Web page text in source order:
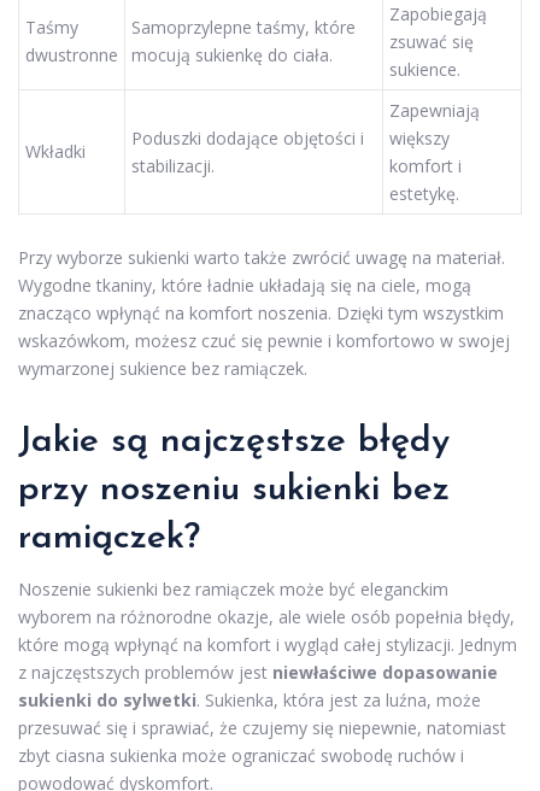
Taśmy
dwustronne
Samoprzylepne taśmy, które
mocują sukienkę do ciała.
Zapobiegają
zsuwać się
sukience.
Wkładki
Poduszki dodające objętości i
stabilizacji.
Zapewniają
większy
komfort i
estetykę.
Przy wyborze sukienki warto także zwrócić uwagę na materiał.
Wygodne tkaniny, które ładnie układają się na ciele, mogą
znacząco wpłynąć na komfort noszenia. Dzięki tym wszystkim
wskazówkom, możesz czuć się pewnie i komfortowo w swojej
wymarzonej sukience bez ramiączek.
Jakie są najczęstsze błędy
przy noszeniu sukienki bez
ramiączek?
Noszenie sukienki bez ramiączek może być eleganckim
wyborem na różnorodne okazje, ale wiele osób popełnia błędy,
które mogą wpłynąć na komfort i wygląd całej stylizacji. Jednym
z najczęstszych problemów jest niewłaściwe dopasowanie
sukienki do sylwetki. Sukienka, która jest za luźna, może
przesuwać się i sprawiać, że czujemy się niepewnie, natomiast
zbyt ciasna sukienka może ograniczać swobodę ruchów i
powodować dyskomfort.